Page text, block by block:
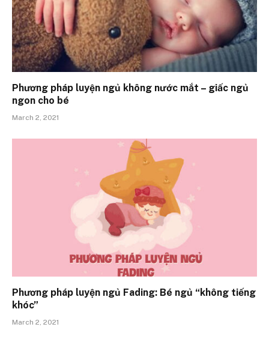
Phương pháp luyện ngủ không nước mắt – giấc ngủ
ngon cho bé
March 2, 2021
Phương pháp luyện ngủ Fading: Bé ngủ “không tiếng
khóc”
March 2, 2021